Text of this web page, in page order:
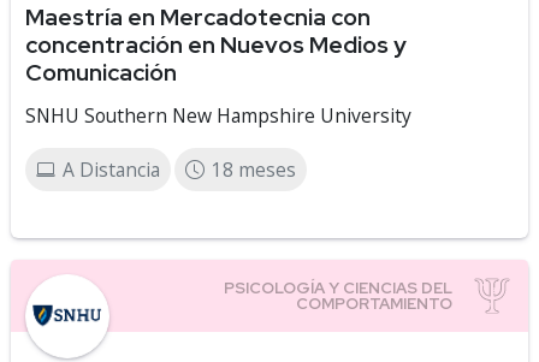
Maestría en Mercadotecnia con
concentración en Nuevos Medios y
Comunicación
SNHU Southern New Hampshire University
A Distancia 18 meses